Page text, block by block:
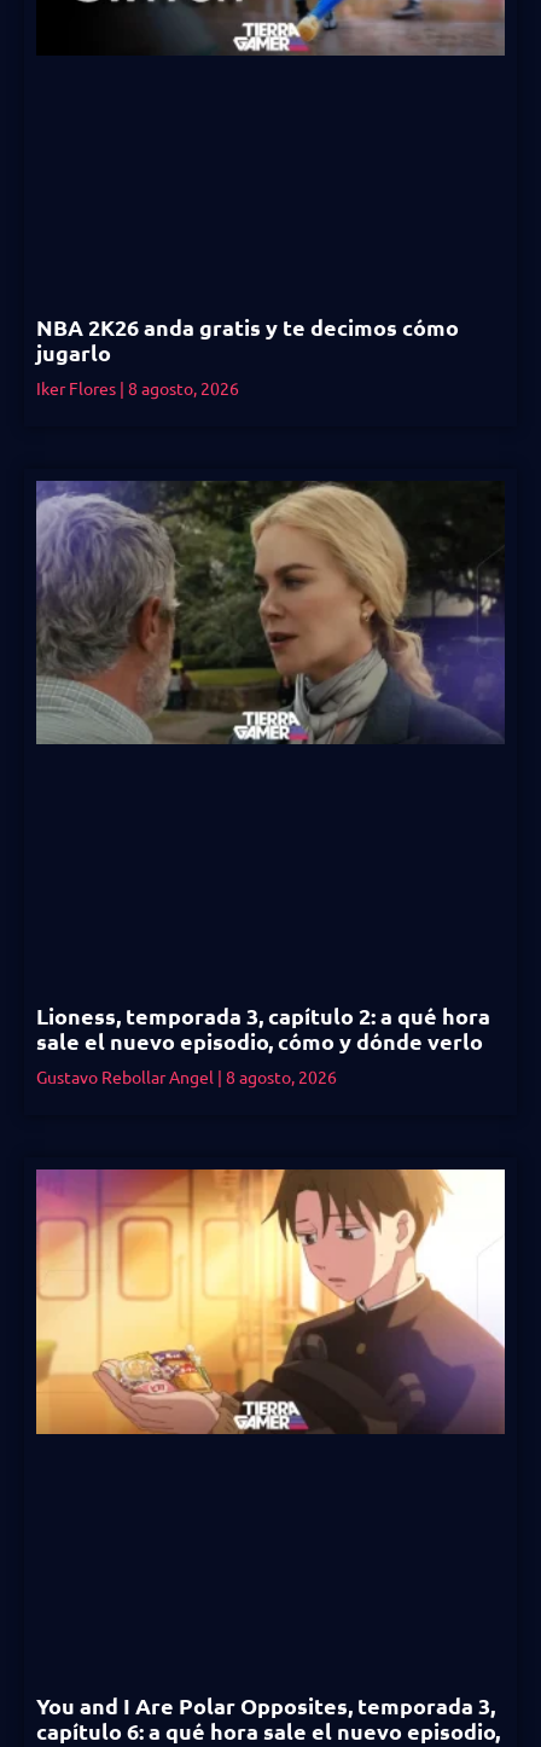
NBA 2K26 anda gratis y te decimos cómo
jugarlo
Iker Flores 8 agosto, 2026
Lioness, temporada 3, capítulo 2: a qué hora
sale el nuevo episodio, cómo y dónde verlo
Gustavo Rebollar Angel 8 agosto, 2026
You and I Are Polar Opposites, temporada 3,
capítulo 6: a qué hora sale el nuevo episodio,